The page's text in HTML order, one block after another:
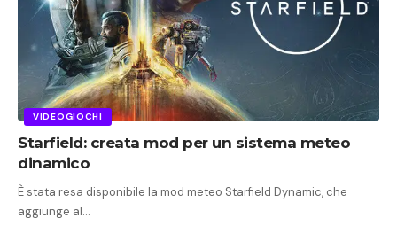
VIDEOGIOCHI
Starfield: creata mod per un sistema meteo
dinamico
È stata resa disponibile la mod meteo Starfield Dynamic, che
aggiunge al…